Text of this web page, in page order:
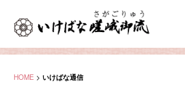
HOME > いけばな通信